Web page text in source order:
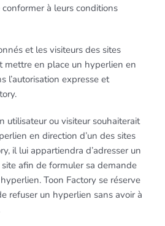
conformer à leurs conditions
et les visiteurs des sites
mettre en place un hyperlien en
l’autorisation expresse et
utilisateur ou visiteur souhaiterait
en direction d’un des sites
il lui appartiendra d’adresser un
afin de formuler sa demande
Toon Factory se réserve
refuser un hyperlien sans avoir à